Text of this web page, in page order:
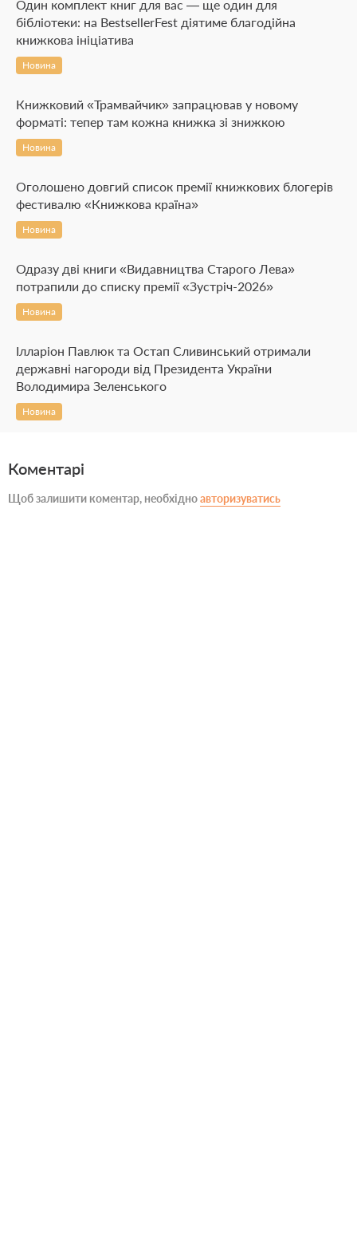
Один комплект книг для вас — ще один для
бібліотеки: на BestsellerFest діятиме благодійна
книжкова ініціатива
Новина
Книжковий «Трамвайчик» запрацював у новому
форматі: тепер там кожна книжка зі знижкою
Новина
Оголошено довгий список премії книжкових блогерів
фестивалю «Книжкова країна»
Новина
Одразу дві книги «Видавництва Старого Лева»
потрапили до списку премії «Зустріч-2026»
Новина
Ілларіон Павлюк та Остап Сливинський отримали
державні нагороди від Президента України
Володимира Зеленського
Новина
Коментарі
Щоб залишити коментар, необхідноавторизуватись